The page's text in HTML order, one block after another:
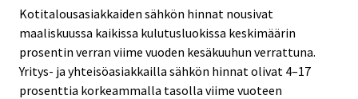
Kotitalousasiakkaiden sähkön hinnat nousivat
maaliskuussa kaikissa kulutusluokissa keskimäärin
prosentin verran viime vuoden kesäkuuhun verrattuna.
Yritys- ja yhteisöasiakkailla sähkön hinnat olivat 4–17
prosenttia korkeammalla tasolla viime vuoteen